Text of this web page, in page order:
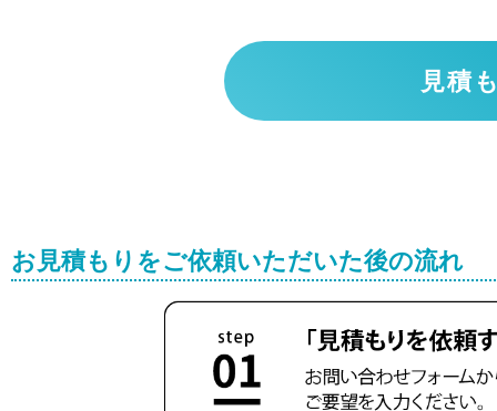
見積
お見積もりをご依頼いただいた後の流れ